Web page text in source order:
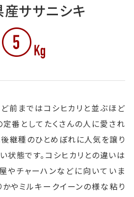
ササニシキ
前まではコシヒカリと並ぶほど
定番としてたくさんの人に愛され
後継種のひとめぼれに人気を譲り
状態です。コシヒカリとの違いは
やチャーハンなどに向いていま
かやミルキークイーンの様な粘り